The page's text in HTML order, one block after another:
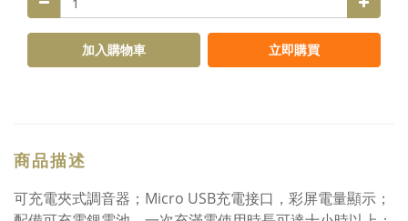
加入購物車 立即購買
商品描述
可充電夾式調音器；Micro USB充電接口，彩屏電量顯示；